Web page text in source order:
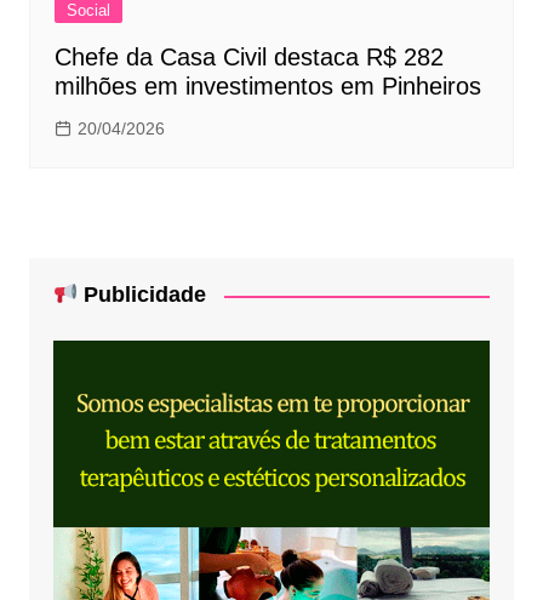
Social
Chefe da Casa Civil destaca R$ 282
milhões em investimentos em Pinheiros
20/04/2026
Publicidade